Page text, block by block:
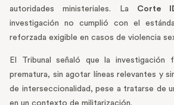
autoridades ministeriales. La Corte
investigación no cumplió con el
reforzada exigible en casos de violencia
El Tribunal señaló que la investigación
prematura, sin agotar líneas relevantes y
de interseccionalidad, pese a tratarse de
en un contexto de militarización.